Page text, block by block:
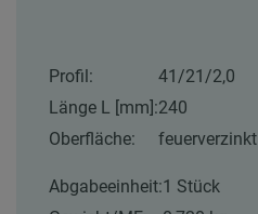
Profil:
41/21/2,0
Länge L [mm]:240
Oberfläche:
feuerverzinkt
Abgabeeinheit:1 Stück